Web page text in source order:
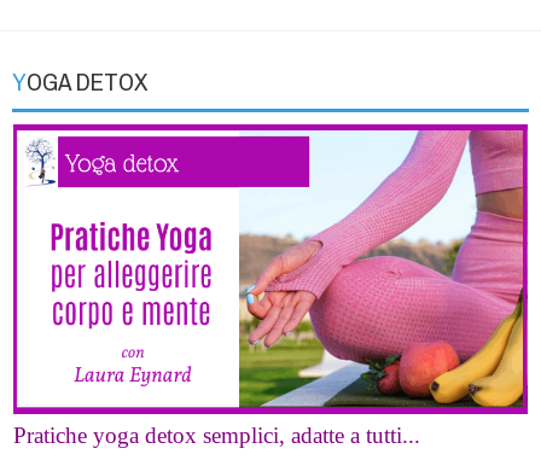
YOGA DETOX
Pratiche yoga detox semplici, adatte a tutti...